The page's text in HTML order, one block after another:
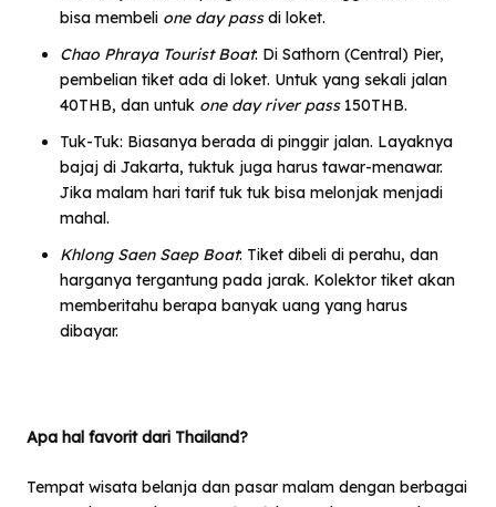
bisa membeli one day passdi loket.
Chao Phraya Tourist Boat: Di Sathorn (Central) Pier,
pembelian tiket ada di loket. Untuk yang sekali jalan
40THB, dan untuk one day river pass150THB.
Tuk-Tuk: Biasanya berada di pinggir jalan. Layaknya
bajaj di Jakarta, tuktuk juga harus tawar-menawar.
Jika malam hari tarif tuk tuk bisa melonjak menjadi
mahal.
Khlong Saen Saep Boat: Tiket dibeli di perahu, dan
harganya tergantung pada jarak. Kolektor tiket akan
memberitahu berapa banyak uang yang harus
dibayar.
Apa hal favorit dari Thailand?
Tempat wisata belanja dan pasar malam dengan berbagai